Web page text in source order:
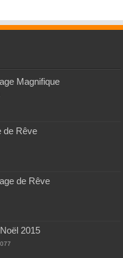
Magnifique
de Rêve
de Rêve
2015